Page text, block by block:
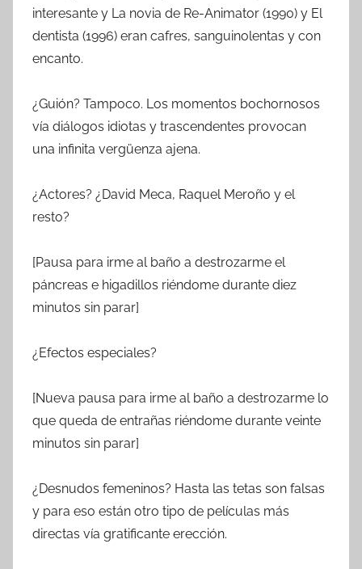
interesante y La novia de Re-Animator (1990) y El
dentista (1996) eran cafres, sanguinolentas y con
encanto.
¿Guión? Tampoco. Los momentos bochornosos
vía diálogos idiotas y trascendentes provocan
una infinita vergüenza ajena.
¿Actores? ¿David Meca, Raquel Meroño y el
resto?
[Pausa para irme al baño a destrozarme el
páncreas e higadillos riéndome durante diez
minutos sin parar]
¿Efectos especiales?
[Nueva pausa para irme al baño a destrozarme lo
que queda de entrañas riéndome durante veinte
minutos sin parar]
¿Desnudos femeninos? Hasta las tetas son falsas
y para eso están otro tipo de películas más
directas vía gratificante erección.